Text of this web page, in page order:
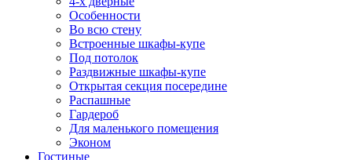
Особенности
Во всю стену
Встроенные шкафы-купе
Под потолок
Раздвижные шкафы-купе
Открытая секция посередине
Распашные
Гардероб
Для маленького помещения
Эконом
Гостиные